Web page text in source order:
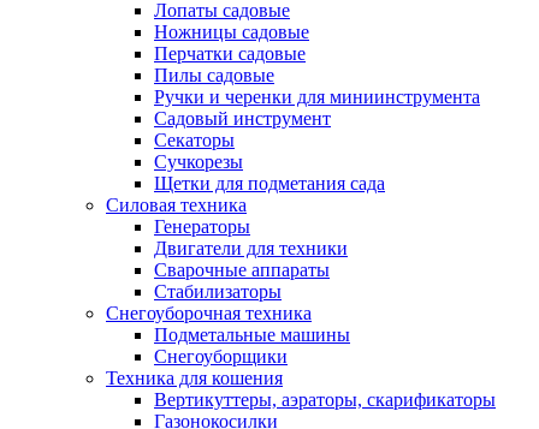
Лопаты садовые
Ножницы садовые
Перчатки садовые
Пилы садовые
Ручки и черенки для миниинструмента
Садовый инструмент
Секаторы
Сучкорезы
Щетки для подметания сада
Силовая техника
Генераторы
Двигатели для техники
Сварочные аппараты
Стабилизаторы
Снегоуборочная техника
Подметальные машины
Снегоуборщики
Техника для кошения
Вертикуттеры, аэраторы, скарификаторы
Газонокосилки